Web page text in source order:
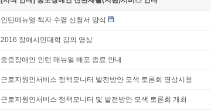
인턴매뉴얼 책자 수령 신청서 양식
2016 장애시민대학 강의 영상
중증장애인 인턴 매뉴얼 배포 종료 안내
근로지원인서비스 정책모니터 발전방안 모색 토론회 영상시청
근로지원인서비스 정책모니터 및 발전방안 모색 토론회 개최